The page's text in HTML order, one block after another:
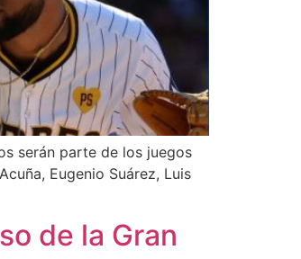
serán parte de los juegos
Eugenio Suárez, Luis
de la Gran